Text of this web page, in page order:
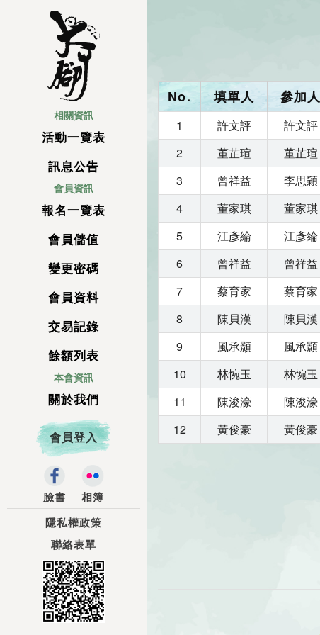
相關資訊
活動一覽表
訊息公告
會員資訊
報名一覽表
會員儲值
變更密碼
會員資料
交易記錄
餘額列表
本會資訊
關於我們
會員登入
臉書 相簿
隱私權政策
聯絡表單
No. 填單人 參加人
1 許文評 許文評
2
董芷瑄 董芷瑄
3
曾祥益 李思穎
4
董家琪 董家琪
5
江彥綸 江彥綸
6
曾祥益 曾祥益
7
蔡育家 蔡育家
8
陳貝漢 陳貝漢
9
風承顥 風承顥
10
林惋玉 林惋玉
11
陳浚濠 陳浚濠
12
黃俊豪 黃俊豪